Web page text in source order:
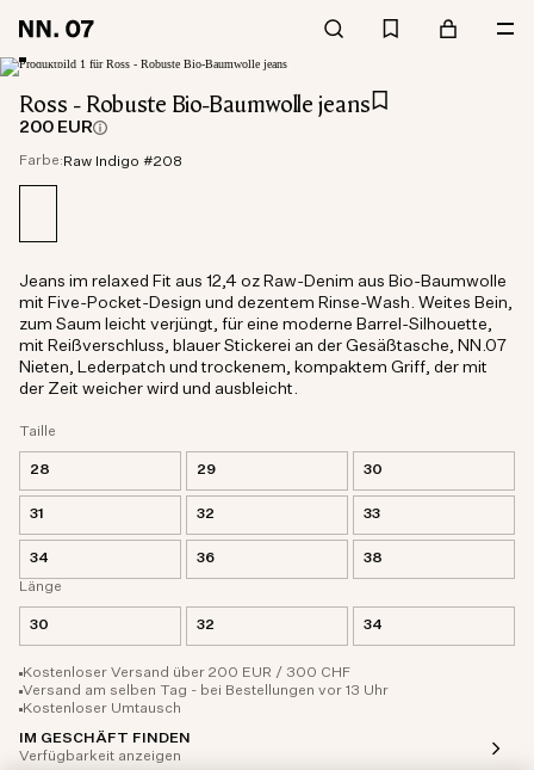
Ross - Robuste Bio-Baumwolle jeans
200 EUR
Farbe: Raw Indigo #208
Taille
28 29 30
31 32 33
34 36
38
Länge
30 32 34
Kostenloser Versand über 200 EUR / 300 CHF
Versand am selben Tag - bei Bestellungen vor 13 Uhr
Kostenloser Umtausch
IM GESCHÄFT FINDEN
Verfügbarkeit anzeigen
Jeans im relaxed Fit aus 12,4 oz Raw-Denim aus Bio-Baumwolle
mit Five-Pocket-Design und dezentem Rinse-Wash. Weites Bein,
zum Saum leicht verjüngt, für eine moderne Barrel-Silhouette,
mit Reißverschluss, blauer Stickerei an der Gesäßtasche, NN.07
Nieten, Lederpatch und trockenem, kompaktem Griff, der mit
der Zeit weicher wird und ausbleicht.